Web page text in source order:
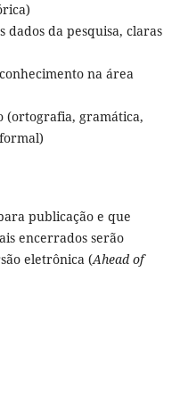
dados da pesquisa, claras
na área
(ortografia, gramática,
publicação e que
encerrados serão
eletrônica (Ahead of